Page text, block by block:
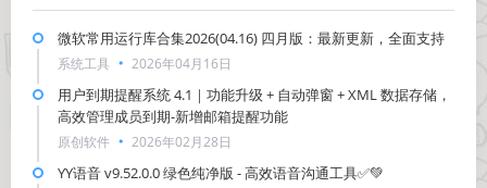
微软常用运行库合集2026(04.16) 四月版：最新更新，全面支持
系统工具 2026年04月16日
用户到期提醒系统 4.1｜功能升级 + 自动弹窗 + XML 数据存储，
高效管理成员到期-新增邮箱提醒功能
原创软件 2026年02月28日
YY语音 v9.52.0.0 绿色纯净版 - 高效语音沟通工具✅💚